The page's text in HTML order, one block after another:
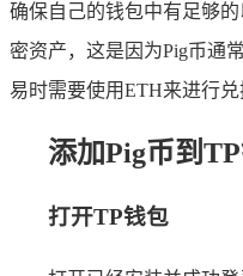
确保自己的钱包中有足够
密资产，这是因为Pig币通
易时需要使用ETH来进行兑
添加Pig币到
打开TP钱包